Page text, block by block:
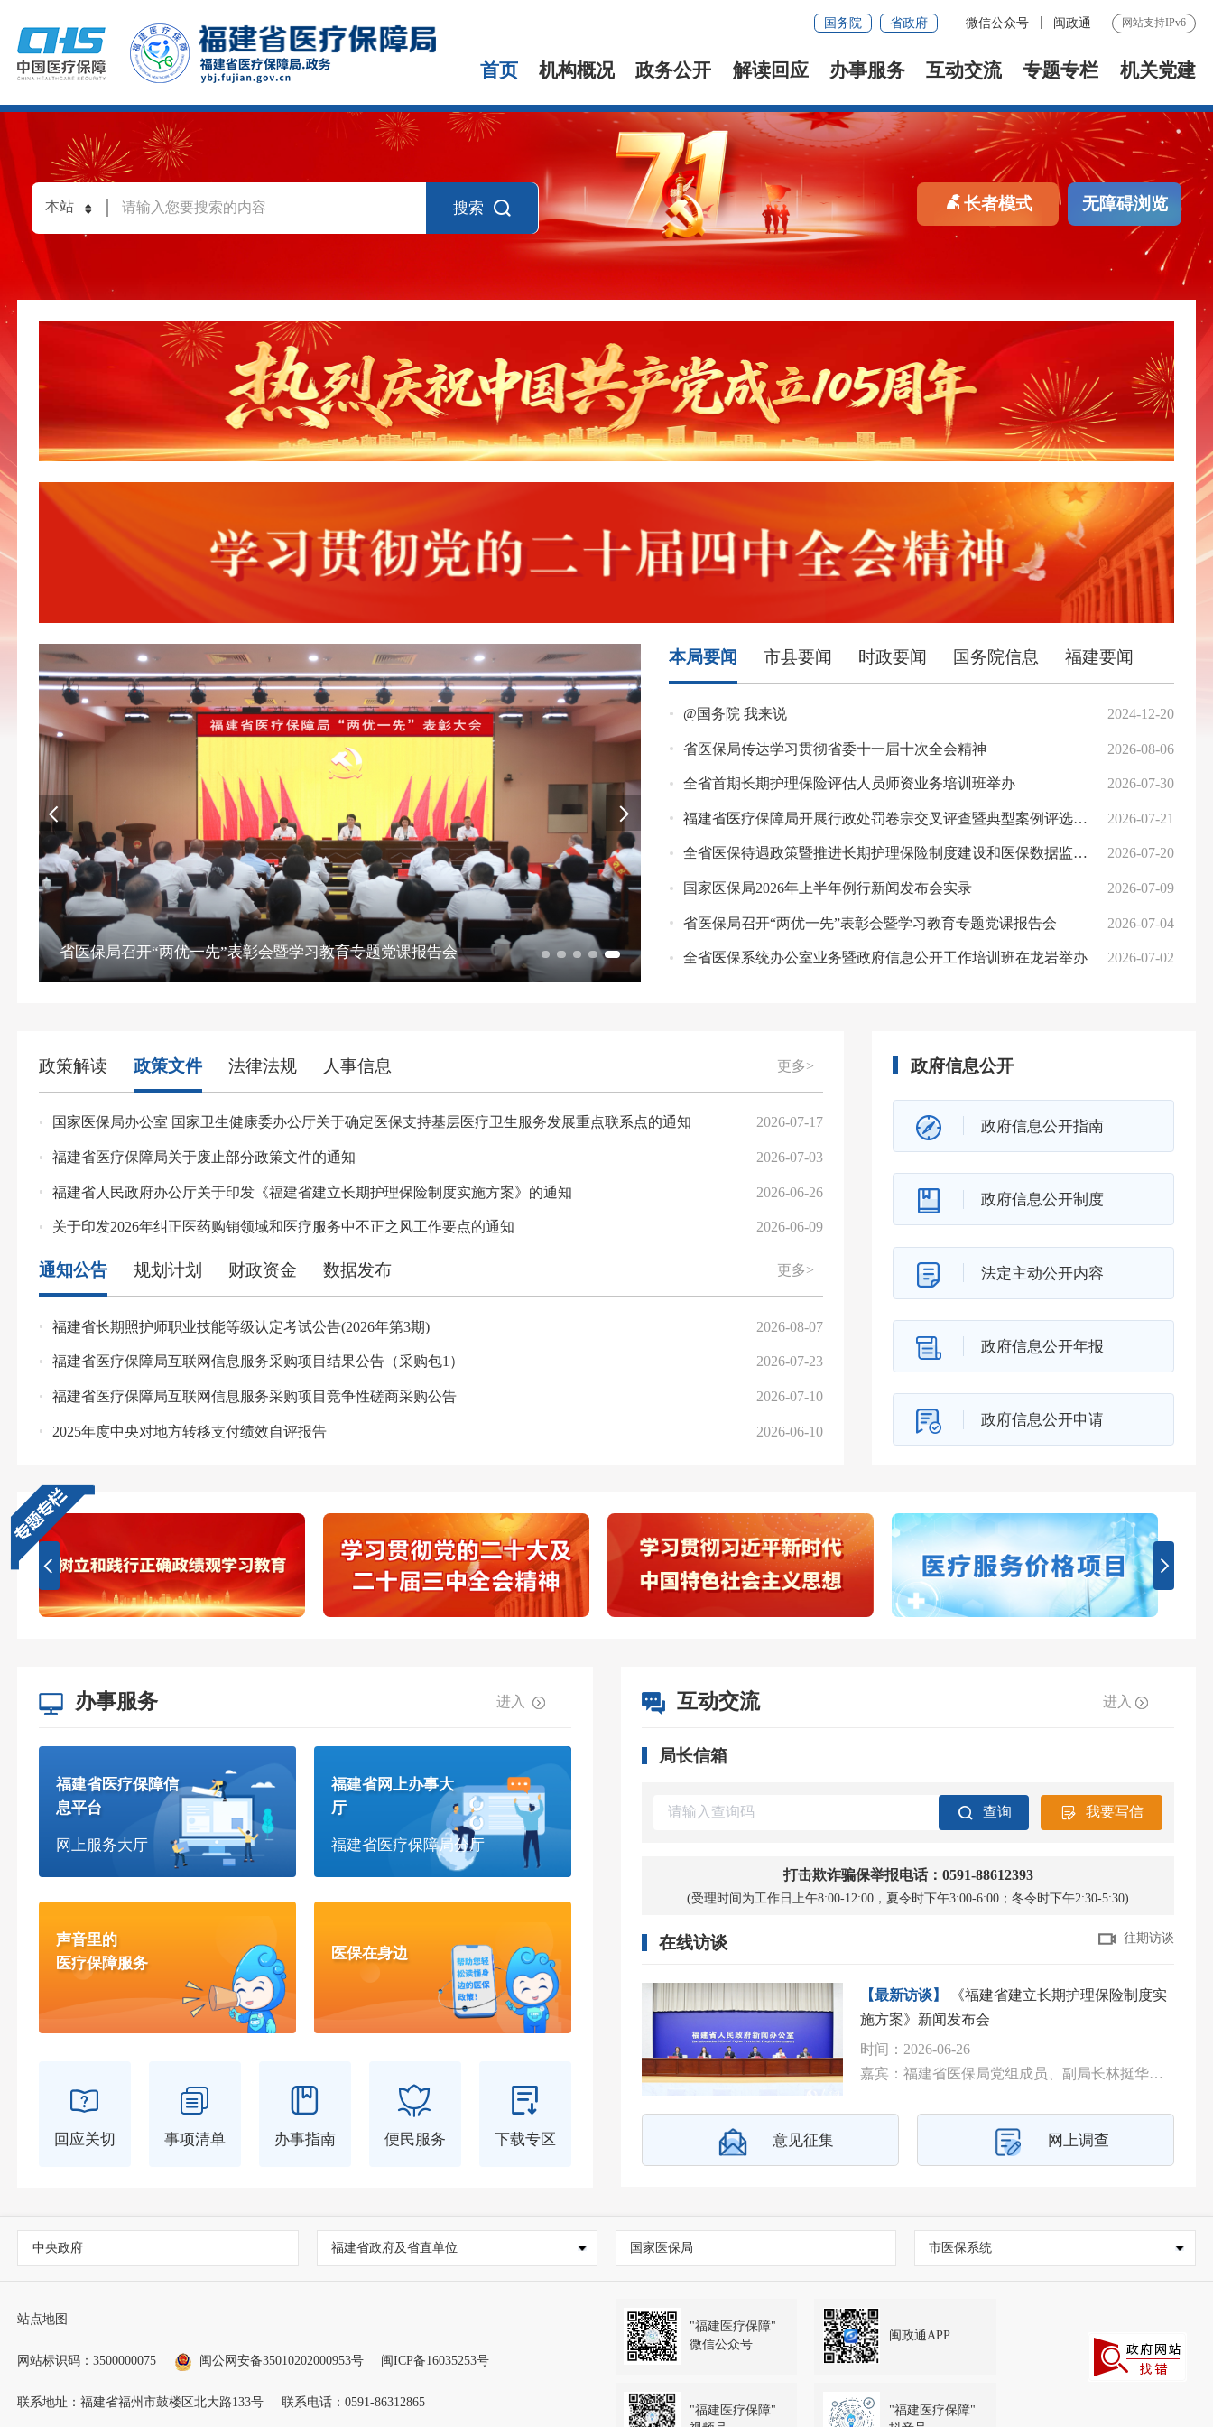
国务院 省政府 微信公众号 闽政通 网站支持IPv6
首页 机构概况 政务公开 解读回应 办事服务 互动交流 专题专栏 机关党建
搜索 长者模式 无障碍浏览
省医保局召开“两优一先”表彰会暨学习教育专题党课报告会
本局要闻 市县要闻 时政要闻 国务院信息 福建要闻
@国务院 我来说 2024-12-20
省医保局传达学习贯彻省委十一届十次全会精神 2026-08-06
全省首期长期护理保险评估人员师资业务培训班举办 2026-07-30
福建省医疗保障局开展行政处罚卷宗交叉评查暨典型案例评选活动 2026-07-21
全省医保待遇政策暨推进长期护理保险制度建设和医保数据监测规划培训班在福州举办 2026-07-20
国家医保局2026年上半年例行新闻发布会实录 2026-07-09
省医保局召开“两优一先”表彰会暨学习教育专题党课报告会 2026-07-04
全省医保系统办公室业务暨政府信息公开工作培训班在龙岩举办 2026-07-02
政策解读 政策文件 法律法规 人事信息 更多>
国家医保局办公室 国家卫生健康委办公厅关于确定医保支持基层医疗卫生服务发展重点联系点的通知 2026-07-17
福建省医疗保障局关于废止部分政策文件的通知 2026-07-03
福建省人民政府办公厅关于印发《福建省建立长期护理保险制度实施方案》的通知 2026-06-26
关于印发2026年纠正医药购销领域和医疗服务中不正之风工作要点的通知 2026-06-09
中华人民共和国行政复议法实施条例
医疗保障基金使用监督管理条例实施细则
行政执法监督条例
中华人民共和国突发公共卫生事件应对法
通知公告 规划计划 财政资金 数据发布 更多>
福建省长期照护师职业技能等级认定考试公告(2026年第3期) 2026-08-07
福建省医疗保障局互联网信息服务采购项目结果公告（采购包1） 2026-07-23
福建省医疗保障局互联网信息服务采购项目竞争性磋商采购公告 2026-07-10
2025年度中央对地方转移支付绩效自评报告 2026-06-10
福建省医疗保障局关于印发2026年全省医疗保障工作要点
福建省医疗保障局关于印发2025年全省医疗保障工作要点
福建省医疗保障局关于印发2024年全省医疗保障工作要点
福建省医疗保障局关于印发2023年全省医疗保障工作要点
政府信息公开
政府信息公开指南
政府信息公开制度
法定主动公开内容
政府信息公开年报
政府信息公开申请
办事服务 进入
福建省医疗保障信
息平台
网上服务大厅
福建省网上办事大
厅
福建省医疗保障局分厅
声音里的
医疗保障服务
医保在身边
回应关切 事项清单 办事指南 便民服务 下载专区
互动交流 进入
局长信箱
查询 我要写信
打击欺诈骗保举报电话：0591-88612393
(受理时间为工作日上午8:00-12:00，夏令时下午3:00-6:00；冬令时下午2:30-5:30)
在线访谈 往期访谈
【最新访谈】
《福建省建立长期护理保险制度实
施方案》新闻发布会
时间：2026-06-26
嘉宾：福建省医保局党组成员、副局长林挺华，福建省财政厅党组成员、副厅长林郁，福建省人社厅党组成员、副厅长常海莉，福建省卫健委党组成员、副主任张小舟，福建省民政厅二级巡视员彭华，央广网记者，国际在线记者，中国网记者，福建日报记者，福建新闻广播记者，福建省广播影视集团融媒体资讯中心海博TV记者
意见征集 网上调查
中央政府 福建省政府及省直单位 国家医保局 市医保系统
站点地图
网站标识码：3500000075 闽公网安备35010202000953号 闽ICP备16035253号
联系地址：福建省福州市鼓楼区北大路133号 联系电话：0591-86312865
"福建医疗保障"
微信公众号
闽政通APP
"福建医疗保障"
"福建医疗保障"